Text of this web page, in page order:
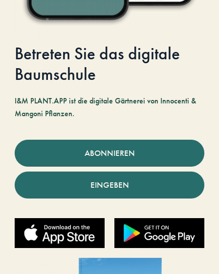
Betreten Sie das digitale
Baumschule
I&M PLANT.APP ist die digitale Gärtnerei von Innocenti &
Mangoni Pflanzen.
ABONNIEREN
EINGEBEN